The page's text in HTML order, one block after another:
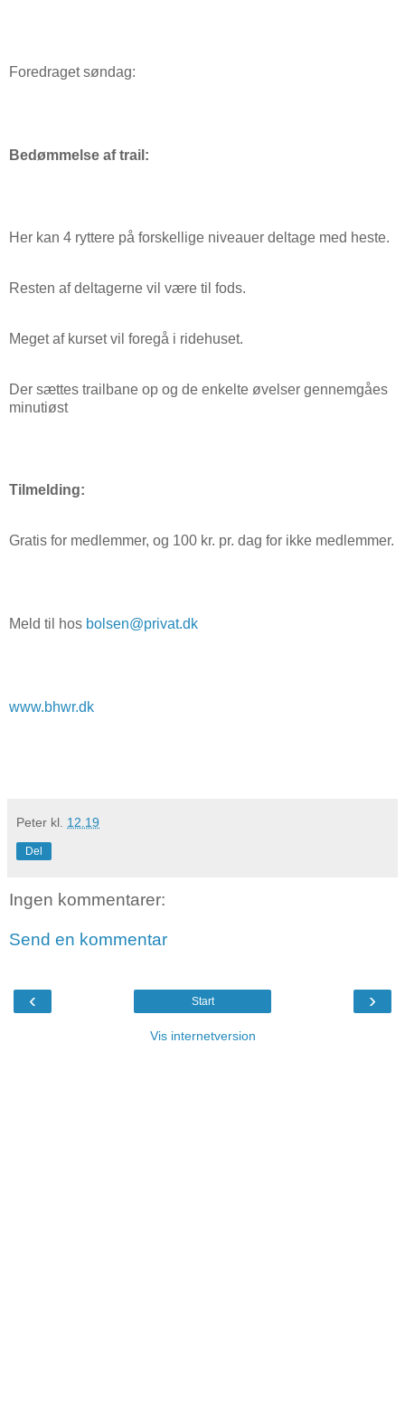
Foredraget søndag:
Bedømmelse af trail:
Her kan 4 ryttere på forskellige niveauer deltage med heste.
Resten af deltagerne vil være til fods.
Meget af kurset vil foregå i ridehuset.
Der sættes trailbane op og de enkelte øvelser gennemgåes
minutiøst
Tilmelding:
Gratis for medlemmer, og 100 kr. pr. dag for ikke medlemmer.
Meld til hos bolsen@privat.dk
www.bhwr.dk
Peter kl. 12.19
Del
Ingen kommentarer:
Send en kommentar
‹ ›
Start
Vis internetversion